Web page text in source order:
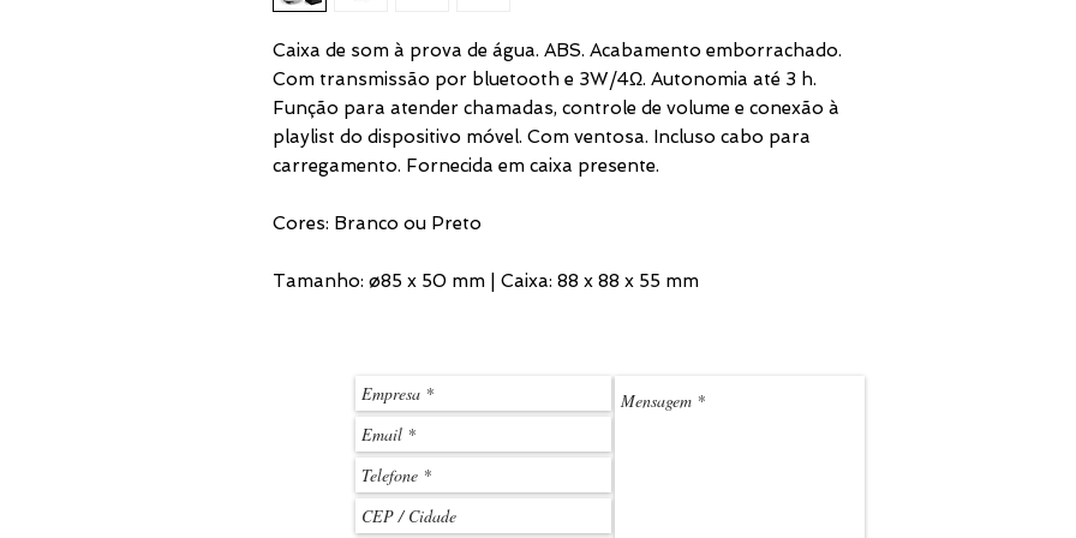
Caixa de som à prova de água. ABS. Acabamento emborrachado.
Com transmissão por bluetooth e 3W/4Ω. Autonomia até 3 h.
Função para atender chamadas, controle de volume e conexão à
playlist do dispositivo móvel. Com ventosa. Incluso cabo para
carregamento. Fornecida em caixa presente.
Cores: Branco ou Preto
Tamanho: ø85 x 50 mm | Caixa: 88 x 88 x 55 mm